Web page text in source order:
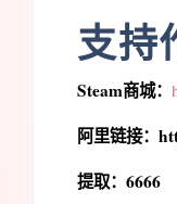
支持
Steam商城：
阿里链接：
提取：6666